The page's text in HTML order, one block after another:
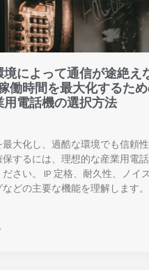
によって通信が途絶え
働時間を最大化するた
電話機の選択方法
大化し、過酷な環境でも信頼
するには、理想的な産業用電
さい。 IP 定格、耐久性、ノイ
どの主要な機能を理解します。